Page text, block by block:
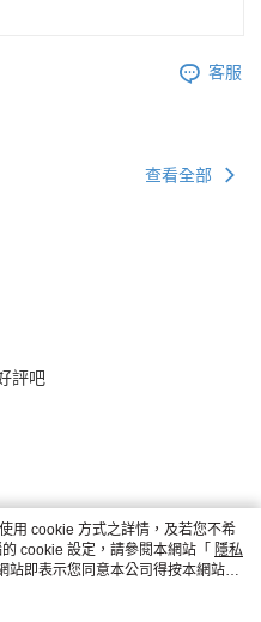
客服
查看全部
評吧
用 cookie 方式之詳情，及若您不希
cookie 設定，請參閱本網站「 隱私
站即表示您同意本公司得按本網站使